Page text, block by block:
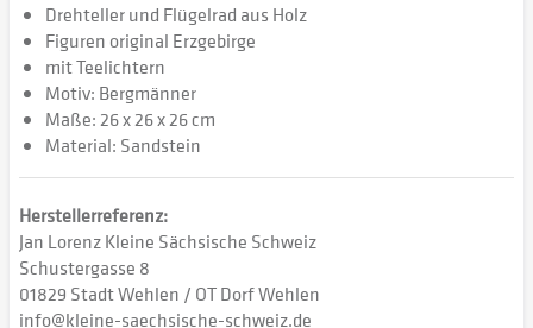
Drehteller und Flügelrad aus Holz
Figuren original Erzgebirge
mit Teelichtern
Motiv: Bergmänner
Maße: 26 x 26 x 26 cm
Material: Sandstein
Herstellerreferenz:
Jan Lorenz Kleine Sächsische Schweiz
Schustergasse 8
01829 Stadt Wehlen / OT Dorf Wehlen
info@kleine-saechsische-schweiz.de